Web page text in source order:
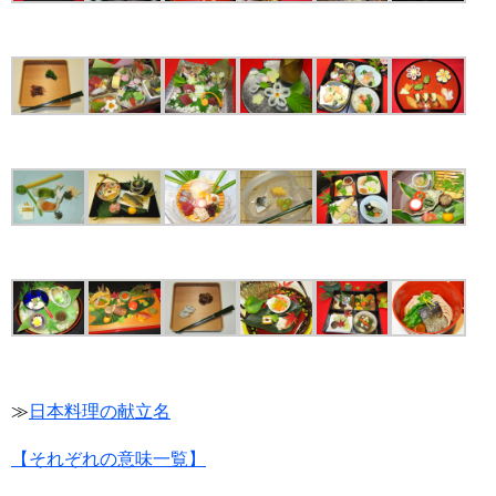
≫ 日本料理の献立名
【それぞれの意味一覧】